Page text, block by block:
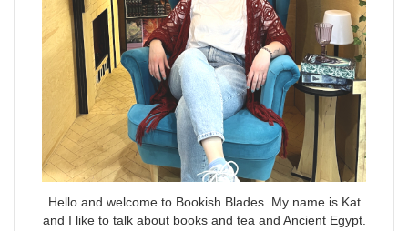
Hello and welcome to Bookish Blades. My name is Kat
and I like to talk about books and tea and Ancient Egypt.